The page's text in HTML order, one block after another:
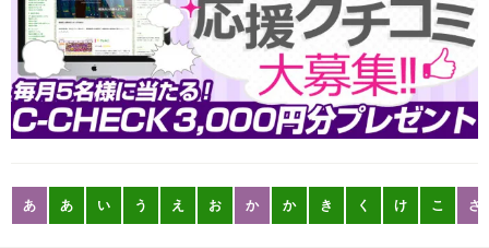
あ あ い う え お か か き く け こ さ